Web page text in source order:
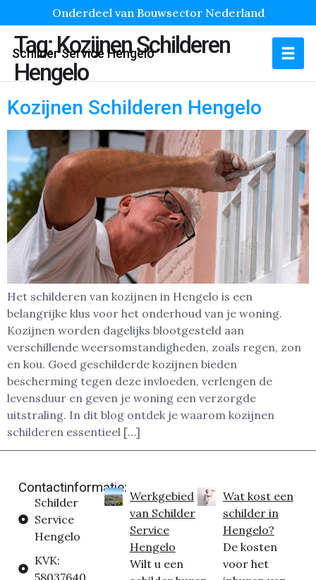
Onderdeel van Bouwsector Nederland
Schilder Service Hengelo
Tag:Kozijnen Schilderen
Hengelo
Kozijnen Schilderen Hengelo
Het schilderen van kozijnen in Hengelo is een
belangrijke klus voor het onderhoud van je woning.
Kozijnen worden dagelijks blootgesteld aan
verschillende weersomstandigheden, zoals regen, zon
en kou. Goed geschilderde kozijnen bieden
bescherming tegen deze invloeden, verlengen de
levensduur en geven je woning een verzorgde
uitstraling. In dit blog ontdek je waarom kozijnen
schilderen essentieel […]
Contactinformatie:
Schilder
Service
Hengelo
KVK:
Werkgebied
van Schilder
Service
Hengelo
Wilt u een
Wat kost een
schilder in
Hengelo?
De kosten
voor het